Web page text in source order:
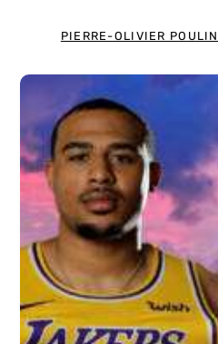
PIERRE-OLIVIER POULIN